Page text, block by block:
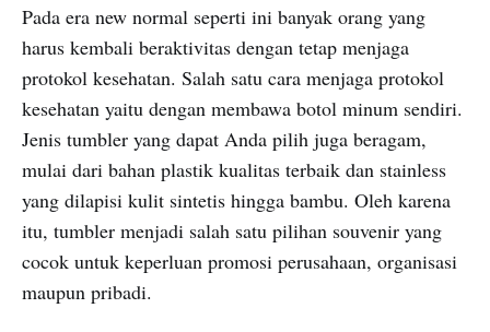
Pada era new normal seperti ini banyak orang yang
harus kembali beraktivitas dengan tetap menjaga
protokol kesehatan. Salah satu cara menjaga protokol
kesehatan yaitu dengan membawa botol minum sendiri.
Jenis tumbler yang dapat Anda pilih juga beragam,
mulai dari bahan plastik kualitas terbaik dan stainless
yang dilapisi kulit sintetis hingga bambu. Oleh karena
itu, tumbler menjadi salah satu pilihan souvenir yang
cocok untuk keperluan promosi perusahaan, organisasi
maupun pribadi.